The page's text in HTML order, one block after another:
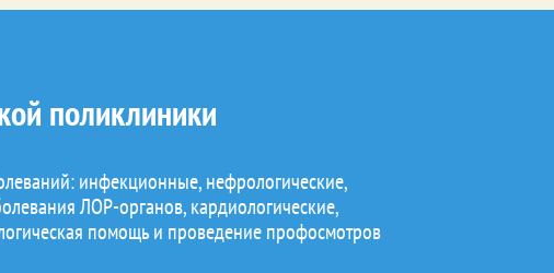
поликлиники
инфекционные, нефрологические,
ЛОР-органов, кардиологические,
помощь и проведение профосмотров